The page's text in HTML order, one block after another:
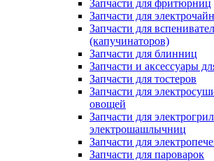
Запчасти для фритюрниц
Запчасти для
Запчасти для
(капучинаторов)
Запчасти для блинниц
Запчасти и аксессуары
Запчасти для тостеров
Запчасти для
овощей
Запчасти для
электрошашлычниц
Запчасти для
Запчасти для пароварок